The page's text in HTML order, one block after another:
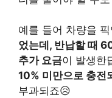
예를 들어 차량을 픽
었는데, 반납할 때
추가 요금이 발생한
10% 미만으로 충전
부과되죠😥